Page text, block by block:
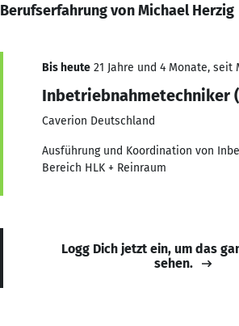
Berufserfahrung von Michael Herzig
Bis heute 21 Jahre und 4 Monate, seit
Inbetriebnahmetechniker
Caverion Deutschland
Ausführung und Koordination von
Bereich HLK + Reinraum
Logg Dich jetzt ein, um das
sehen.